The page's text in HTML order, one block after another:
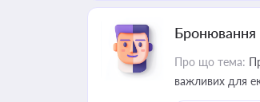
Бронювання
Про що тема:
важливих для